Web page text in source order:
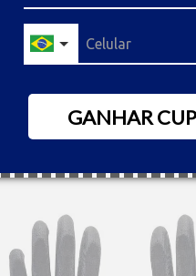
GANHAR
% OFF no boleto à vista
GOSTOU